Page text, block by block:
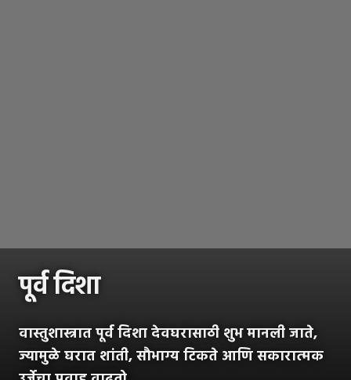
पूर्व दिशा
वास्तुशास्त्रात पूर्व दिशा देवघरासाठी शुभ मानली जाते,
ज्यामुळे घरात शांती, सौभाग्य टिकते आणि सकारात्मक